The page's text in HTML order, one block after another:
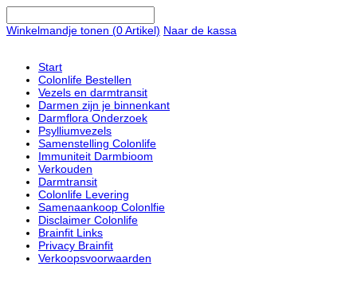
Winkelmandje tonen (0Artikel) Naar de kassa
Start
Colonlife Bestellen
Vezels en darmtransit
Darmen zijn je binnenkant
Darmflora Onderzoek
Psylliumvezels
Samenstelling Colonlife
Immuniteit Darmbioom
Verkouden
Darmtransit
Colonlife Levering
Samenaankoop Colonlfie
Disclaimer Colonlife
Brainfit Links
Privacy Brainfit
Verkoopsvoorwaarden